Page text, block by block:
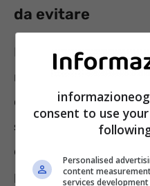
da evitare
Diversi studi hanno
rischi a cui è bene
caso in cui si decida
smartphone
vicino.
dover fare i conti con
proprio benessere.
consent to use
Personalised
content
services development